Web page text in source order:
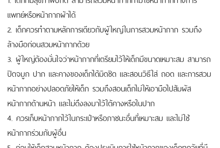
แพทย์หรือหน้ากากผ้าได้
2. เด็กควรทำตามหลักการเดียวกับผู้ใหญ่ในการสวมหน้ากาก รวมถึง
ล้างมือก่อนสวมหน้ากากด้วย
3. ผู้ใหญ่ต้องมั่นใจว่าหน้ากากที่เตรียมไว้ให้เด็กมีขนาดเหมาะสม สามารถ
ปิดจมูก ปาก และคางของเด็กได้มิดชิด และสอนวิธีใส่ ถอด และการสวม
หน้ากากอย่างปลอดภัยให้เด็ก รวมถึงสอนเด็กไม่ให้เอามือไปสัมผัส
หน้ากากด้านหน้า และไม่ดึงลงมาไว้ใต้คางหรือในปาก
4. ควรเก็บหน้ากากไว้ในกระเป๋าหรือภาชนะอื่นที่เหมาะสม และไม่ใช้
หน้ากากร่วมกับผู้อื่น